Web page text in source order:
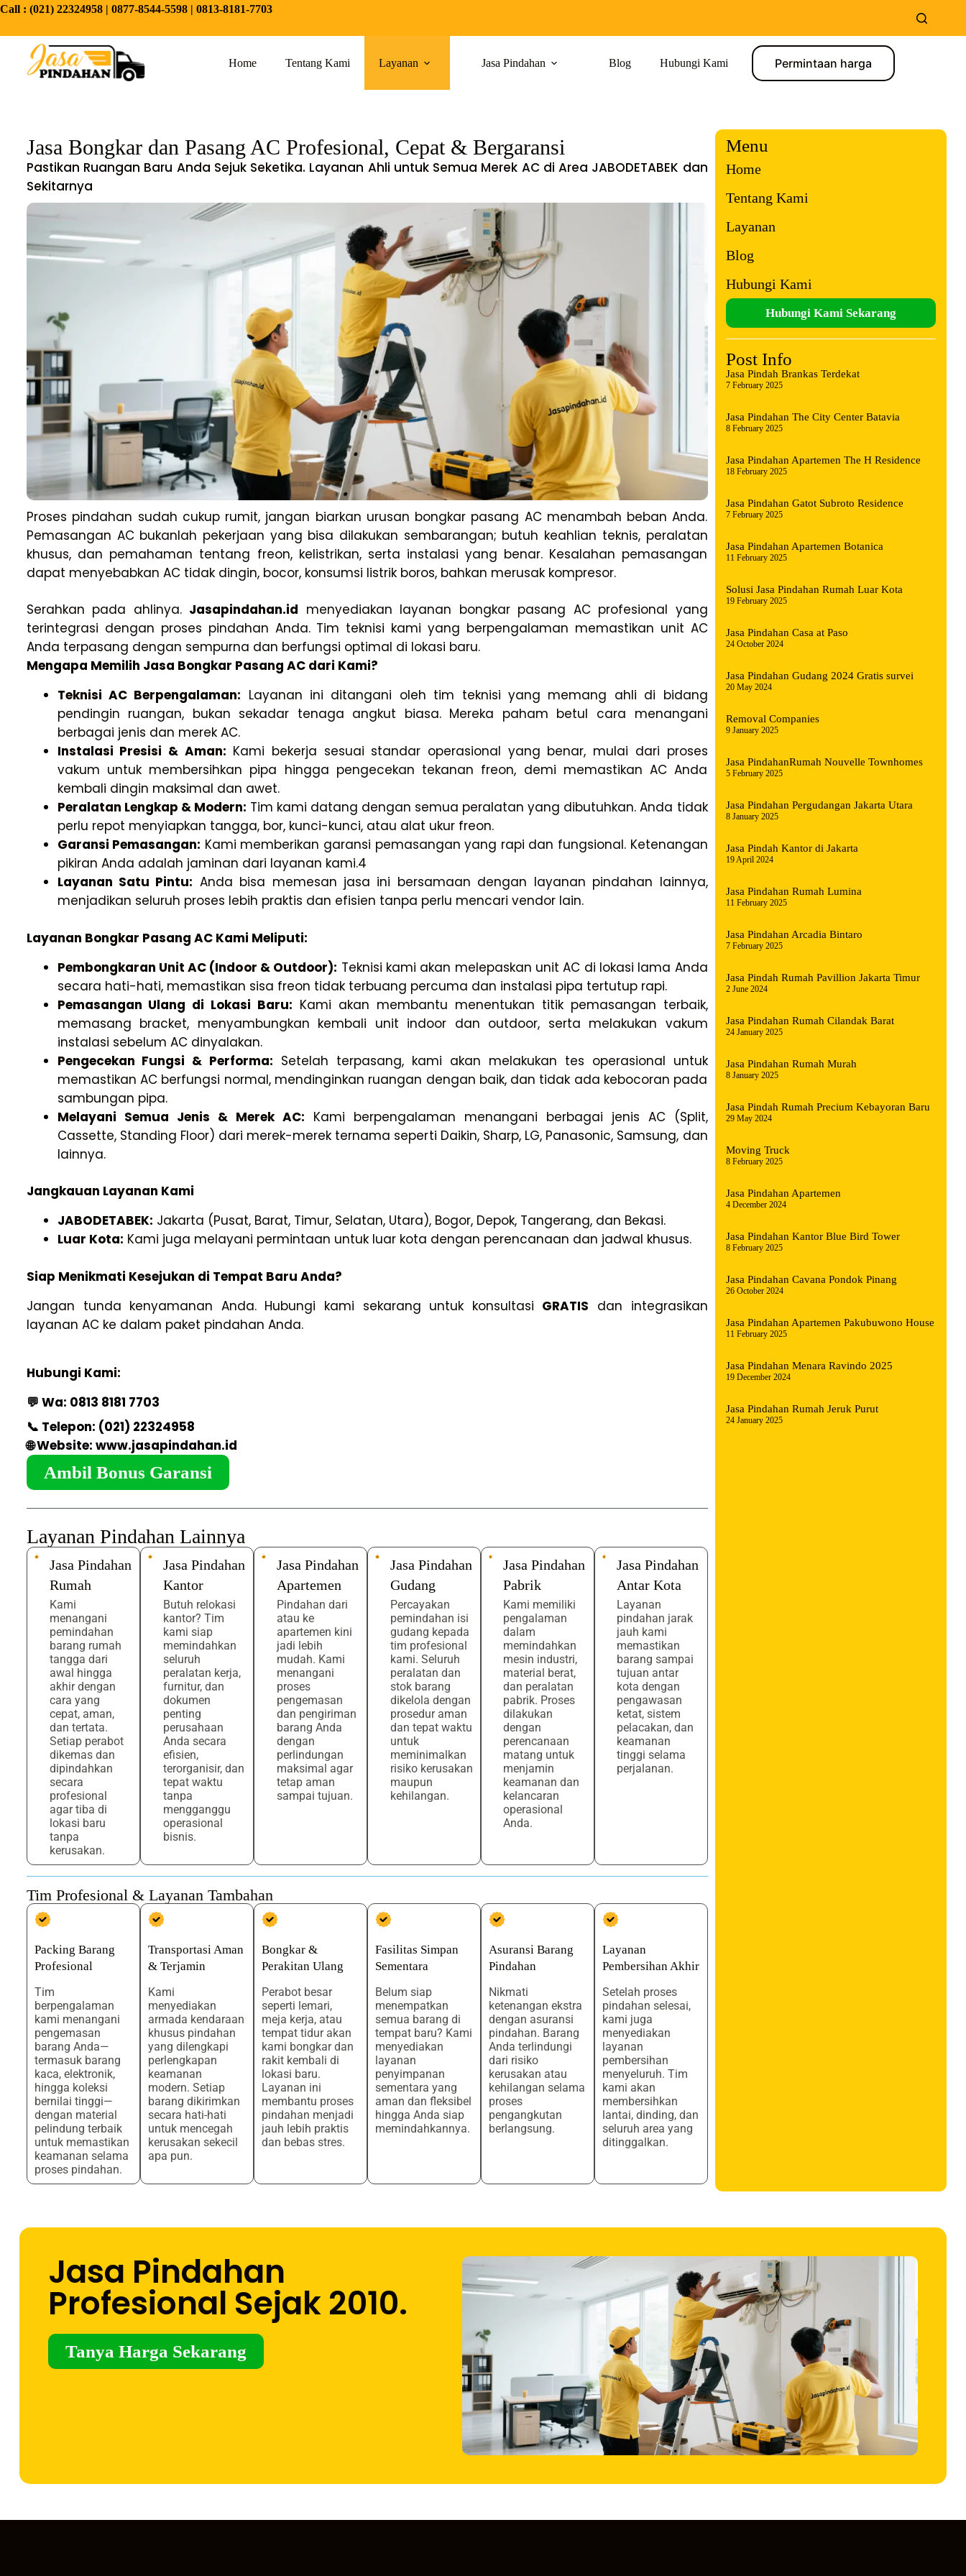
Call : (021) 22324958 | 0877-8544-5598 | 0813-8181-7703
Home Tentang Kami Layanan Jasa Pindahan Blog Hubungi Kami Permintaan harga
Jasa Bongkar dan Pasang AC Profesional, Cepat & Bergaransi
Pastikan Ruangan Baru Anda Sejuk Seketika. Layanan Ahli untuk Semua Merek AC di Area JABODETABEK dan
Sekitarnya
Proses pindahan sudah cukup rumit, jangan biarkan urusan bongkar pasang AC menambah beban Anda.
Pemasangan AC bukanlah pekerjaan yang bisa dilakukan sembarangan; butuh keahlian teknis, peralatan
khusus, dan pemahaman tentang freon, kelistrikan, serta instalasi yang benar. Kesalahan pemasangan
dapat menyebabkan AC tidak dingin, bocor, konsumsi listrik boros, bahkan merusak kompresor.
Serahkan pada ahlinya. Jasapindahan.id menyediakan layanan bongkar pasang AC profesional yang
terintegrasi dengan proses pindahan Anda. Tim teknisi kami yang berpengalaman memastikan unit AC
Anda terpasang dengan sempurna dan berfungsi optimal di lokasi baru.
Mengapa Memilih Jasa Bongkar Pasang AC dari Kami?
Teknisi AC Berpengalaman: Layanan ini ditangani oleh tim teknisi yang memang ahli di bidang
pendingin ruangan, bukan sekadar tenaga angkut biasa. Mereka paham betul cara menangani
berbagai jenis dan merek AC.
Instalasi Presisi & Aman: Kami bekerja sesuai standar operasional yang benar, mulai dari proses
vakum untuk membersihkan pipa hingga pengecekan tekanan freon, demi memastikan AC Anda
kembali dingin maksimal dan awet.
Peralatan Lengkap & Modern: Tim kami datang dengan semua peralatan yang dibutuhkan. Anda tidak
perlu repot menyiapkan tangga, bor, kunci-kunci, atau alat ukur freon.
Garansi Pemasangan: Kami memberikan garansi pemasangan yang rapi dan fungsional. Ketenangan
pikiran Anda adalah jaminan dari layanan kami.4
Layanan Satu Pintu: Anda bisa memesan jasa ini bersamaan dengan layanan pindahan lainnya,
menjadikan seluruh proses lebih praktis dan efisien tanpa perlu mencari vendor lain.
Layanan Bongkar Pasang AC Kami Meliputi:
Pembongkaran Unit AC (Indoor & Outdoor): Teknisi kami akan melepaskan unit AC di lokasi lama Anda
secara hati-hati, memastikan sisa freon tidak terbuang percuma dan instalasi pipa tertutup rapi.
Pemasangan Ulang di Lokasi Baru: Kami akan membantu menentukan titik pemasangan terbaik,
memasang bracket, menyambungkan kembali unit indoor dan outdoor, serta melakukan vakum
instalasi sebelum AC dinyalakan.
Pengecekan Fungsi & Performa: Setelah terpasang, kami akan melakukan tes operasional untuk
memastikan AC berfungsi normal, mendinginkan ruangan dengan baik, dan tidak ada kebocoran pada
sambungan pipa.
Melayani Semua Jenis & Merek AC: Kami berpengalaman menangani berbagai jenis AC (Split,
Cassette, Standing Floor) dari merek-merek ternama seperti Daikin, Sharp, LG, Panasonic, Samsung, dan
lainnya.
Jangkauan Layanan Kami
JABODETABEK: Jakarta (Pusat, Barat, Timur, Selatan, Utara), Bogor, Depok, Tangerang, dan Bekasi.
Luar Kota: Kami juga melayani permintaan untuk luar kota dengan perencanaan dan jadwal khusus.
Siap Menikmati Kesejukan di Tempat Baru Anda?
Jangan tunda kenyamanan Anda. Hubungi kami sekarang untuk konsultasi GRATIS dan integrasikan
layanan AC ke dalam paket pindahan Anda.
Hubungi Kami:
💬 Wa: 0813 8181 7703
📞 Telepon: (021) 22324958
🌐 Website: www.jasapindahan.id
Ambil Bonus Garansi
Layanan Pindahan Lainnya
Jasa Pindahan
Rumah
Kami
menangani
pemindahan
barang rumah
tangga dari
awal hingga
akhir dengan
cara yang
cepat, aman,
dan tertata.
Setiap perabot
dikemas dan
dipindahkan
secara
profesional
agar tiba di
lokasi baru
tanpa
kerusakan.
Jasa Pindahan
Kantor
Butuh relokasi
kantor? Tim
kami siap
memindahkan
seluruh
peralatan kerja,
furnitur, dan
dokumen
penting
perusahaan
Anda secara
efisien,
terorganisir, dan
tepat waktu
tanpa
mengganggu
operasional
bisnis.
Jasa Pindahan
Apartemen
Pindahan dari
atau ke
apartemen kini
jadi lebih
mudah. Kami
menangani
proses
pengemasan
dan pengiriman
barang Anda
dengan
perlindungan
maksimal agar
tetap aman
sampai tujuan.
Jasa Pindahan
Gudang
Percayakan
pemindahan isi
gudang kepada
tim profesional
kami. Seluruh
peralatan dan
stok barang
dikelola dengan
prosedur aman
dan tepat waktu
untuk
meminimalkan
risiko kerusakan
maupun
kehilangan.
Jasa Pindahan
Pabrik
Kami memiliki
pengalaman
dalam
memindahkan
mesin industri,
material berat,
dan peralatan
pabrik. Proses
dilakukan
dengan
perencanaan
matang untuk
menjamin
keamanan dan
kelancaran
operasional
Anda.
Jasa Pindahan
Antar Kota
Layanan
pindahan jarak
jauh kami
memastikan
barang sampai
tujuan antar
kota dengan
pengawasan
ketat, sistem
pelacakan, dan
keamanan
tinggi selama
perjalanan.
Tim Profesional & Layanan Tambahan
Packing Barang
Profesional
Tim
berpengalaman
kami menangani
pengemasan
barang Anda—
termasuk barang
kaca, elektronik,
hingga koleksi
bernilai tinggi—
dengan material
pelindung terbaik
untuk memastikan
keamanan selama
proses pindahan.
Transportasi Aman
& Terjamin
Kami
menyediakan
armada kendaraan
khusus pindahan
yang dilengkapi
perlengkapan
keamanan
modern. Setiap
barang dikirimkan
secara hati-hati
untuk mencegah
kerusakan sekecil
apa pun.
Bongkar &
Perakitan Ulang
Perabot besar
seperti lemari,
meja kerja, atau
tempat tidur akan
kami bongkar dan
rakit kembali di
lokasi baru.
Layanan ini
membantu proses
pindahan menjadi
jauh lebih praktis
dan bebas stres.
Fasilitas Simpan
Sementara
Belum siap
menempatkan
semua barang di
tempat baru? Kami
menyediakan
layanan
penyimpanan
sementara yang
aman dan fleksibel
hingga Anda siap
memindahkannya.
Asuransi Barang
Pindahan
Nikmati
ketenangan ekstra
dengan asuransi
pindahan. Barang
Anda terlindungi
dari risiko
kerusakan atau
kehilangan selama
proses
pengangkutan
berlangsung.
Layanan
Pembersihan Akhir
Setelah proses
pindahan selesai,
kami juga
menyediakan
layanan
pembersihan
menyeluruh. Tim
kami akan
membersihkan
lantai, dinding, dan
seluruh area yang
ditinggalkan.
Menu
Home
Tentang Kami
Layanan
Blog
Hubungi Kami
Hubungi Kami Sekarang
Post Info
Jasa Pindah Brankas Terdekat
7 February 2025
Jasa Pindahan The City Center Batavia
8 February 2025
Jasa Pindahan Apartemen The H Residence
18 February 2025
Jasa Pindahan Gatot Subroto Residence
7 February 2025
Jasa Pindahan Apartemen Botanica
11 February 2025
Solusi Jasa Pindahan Rumah Luar Kota
19 February 2025
Jasa Pindahan Casa at Paso
24 October 2024
Jasa Pindahan Gudang 2024 Gratis survei
20 May 2024
Removal Companies
9 January 2025
Jasa PindahanRumah Nouvelle Townhomes
5 February 2025
Jasa Pindahan Pergudangan Jakarta Utara
8 January 2025
Jasa Pindah Kantor di Jakarta
19 April 2024
Jasa Pindahan Rumah Lumina
11 February 2025
Jasa Pindahan Arcadia Bintaro
7 February 2025
Jasa Pindah Rumah Pavillion Jakarta Timur
2 June 2024
Jasa Pindahan Rumah Cilandak Barat
24 January 2025
Jasa Pindahan Rumah Murah
8 January 2025
Jasa Pindah Rumah Precium Kebayoran Baru
29 May 2024
Moving Truck
8 February 2025
Jasa Pindahan Apartemen
4 December 2024
Jasa Pindahan Kantor Blue Bird Tower
8 February 2025
Jasa Pindahan Cavana Pondok Pinang
26 October 2024
Jasa Pindahan Apartemen Pakubuwono House
11 February 2025
Jasa Pindahan Menara Ravindo 2025
19 December 2024
Jasa Pindahan Rumah Jeruk Purut
24 January 2025
Jasa Pindahan
Profesional Sejak 2010.
Tanya Harga Sekarang